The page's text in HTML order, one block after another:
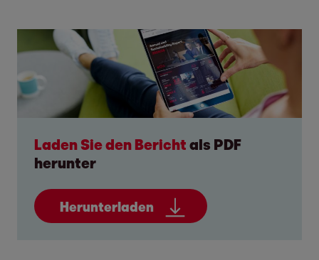
Laden Sie den Bericht als PDF
herunter
Herunterladen